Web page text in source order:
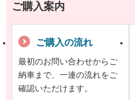
ご購入案内
ご購入の流れ
最初のお問い合わせからご
納車まで、一連の流れをご
確認いただけます。